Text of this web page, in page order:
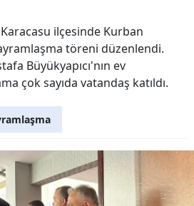
ilçesinde Kurban
töreni düzenlendi.
Büyükyapıcı'nın ev
çok sayıda vatandaş katıldı.